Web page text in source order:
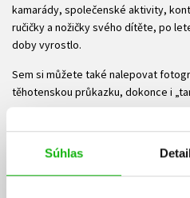
Súhlas
kamarády, společenské aktivity,
ručičky a nožičky svého dítěte, po
doby vyrostlo.
Sem si můžete také nalepovat
těhotenskou průkazku, dokonce i